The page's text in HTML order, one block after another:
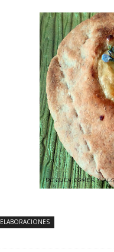
ELABORACIONES